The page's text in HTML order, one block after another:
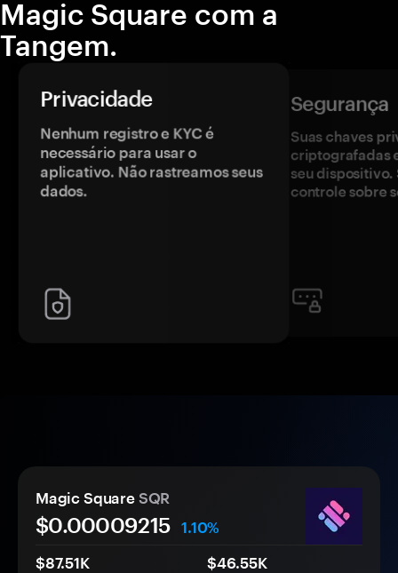
Magic Square com a
Tangem.
Privacidade
Nenhum registro e KYC é
necessário para usar o
aplicativo. Não rastreamos seus
dados.
Segurança
Suas chaves
criptografadas
seu dispositivo.
controle sobre
Magic Square SQR
$0.00009215
1.10%
$87.51K
$46.55K